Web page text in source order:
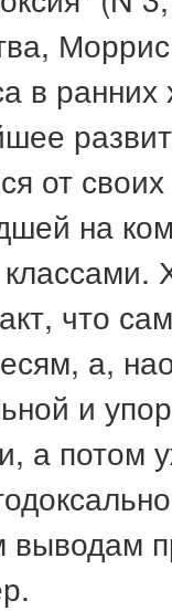
в
от
на
что
а,
и
а потом
выводам